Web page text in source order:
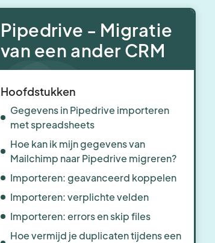
Pipedrive - Migratie
van een ander CRM
Hoofdstukken
Gegevens in Pipedrive importeren
met spreadsheets
Hoe kan ik mijn gegevens van
Mailchimp naar Pipedrive migreren?
Importeren: geavanceerd koppelen
Importeren: verplichte velden
Importeren: errors en skip files
Hoe vermijd je duplicaten tijdens een